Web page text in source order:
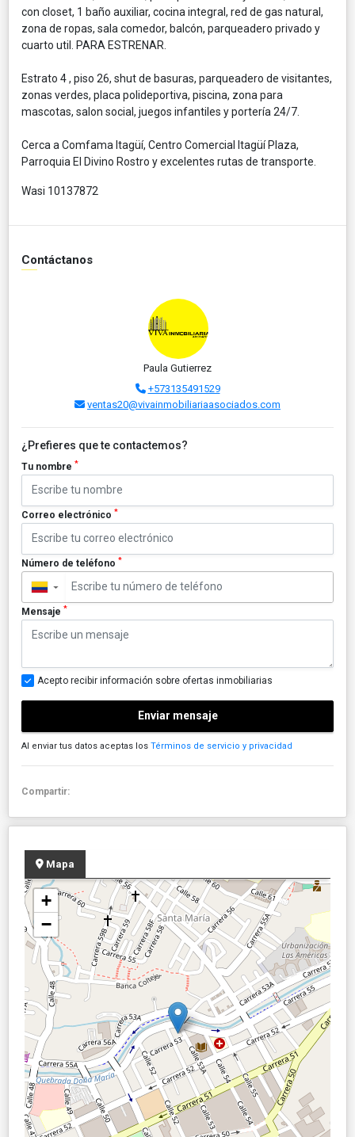
con closet, 1 baño auxiliar, cocina integral, red de gas natural,
zona de ropas, sala comedor, balcón, parqueadero privado y
cuarto util. PARA ESTRENAR.
Estrato 4 , piso 26, shut de basuras, parqueadero de visitantes,
zonas verdes, placa polideportiva, piscina, zona para
mascotas, salon social, juegos infantiles y portería 24/7.
Cerca a Comfama Itagüí, Centro Comercial Itagüí Plaza,
Parroquia El Divino Rostro y excelentes rutas de transporte.
Wasi 10137872
Contáctanos
Paula Gutierrez
+573135491529
ventas20@vivainmobiliariaasociados.com
¿Prefieres que te contactemos?
Tu nombre *
Correo electrónico *
Número de teléfono *
▼
Mensaje *
Acepto recibir información sobre ofertas inmobiliarias
Enviar mensaje
Al enviar tus datos aceptas los Términos de servicio y privacidad
Compartir:
Mapa
+
−